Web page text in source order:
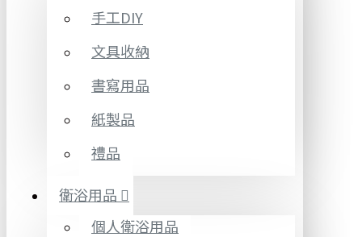
手工DIY
文具收納
書寫用品
紙製品
禮品
衛浴用品
個人衛浴用品